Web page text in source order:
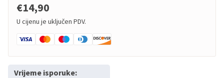
€14,90
U cijenu je uključen PDV.
Vrijeme isporuke: